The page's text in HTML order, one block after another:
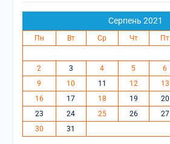
Серпень 2021
Пн Вт Ср Чт Пт
2
3 4 5 6
9
10 11 12 13
16
17 18 19 20
23
24 25 26 27
30
31